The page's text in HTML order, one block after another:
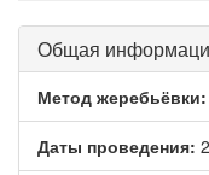
Общая
Метод жеребьёвки:
Даты проведения: